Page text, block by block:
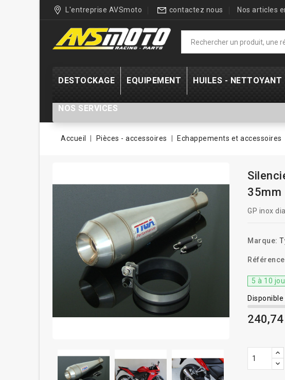
L'entreprise AVSmoto contactez nous Nos articles
DESTOCKAGE EQUIPEMENT HUILES - NETTOYANT
NOS SERVICES
Accueil Pièces - accessoires Echappements et accessoires
35mm
GP inox
Marque:
5 à 10